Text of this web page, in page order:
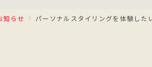
知らせ パーソナルスタイリングを体験した